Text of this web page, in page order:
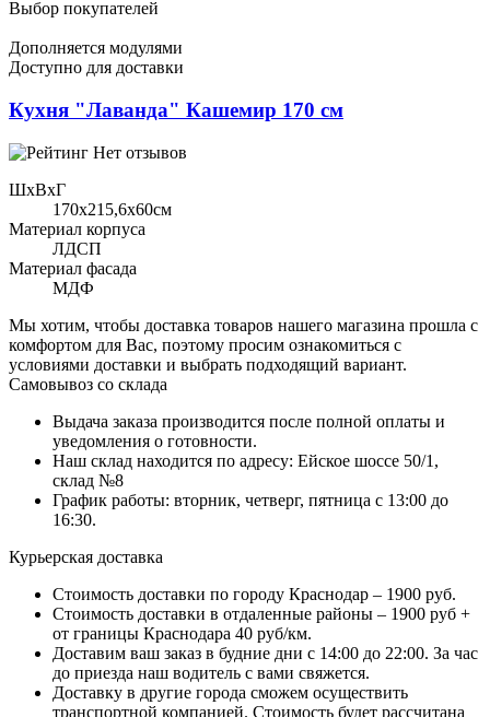
Выбор покупателей
Дополняется модулями
Доступно для доставки
Кухня "Лаванда" Кашемир 170 см
Нет отзывов
ШхВхГ
170x215,6х60см
Материал корпуса
ЛДСП
Материал фасада
МДФ
Мы хотим, чтобы доставка товаров нашего магазина прошла с
комфортом для Вас, поэтому просим ознакомиться с
условиями доставки и выбрать подходящий вариант.
Самовывоз со склада
Выдача заказа производится после полной оплаты и
уведомления о готовности.
Наш склад находится по адресу: Ейское шоссе 50/1,
склад №8
График работы: вторник, четверг, пятница с 13:00 до
16:30.
Курьерская доставка
Стоимость доставки по городу Краснодар – 1900 руб.
Стоимость доставки в отдаленные районы – 1900 руб +
от границы Краснодара 40 руб/км.
Доставим ваш заказ в будние дни с 14:00 до 22:00. За час
до приезда наш водитель с вами свяжется.
Доставку в другие города сможем осуществить
транспортной компанией. Стоимость будет рассчитана